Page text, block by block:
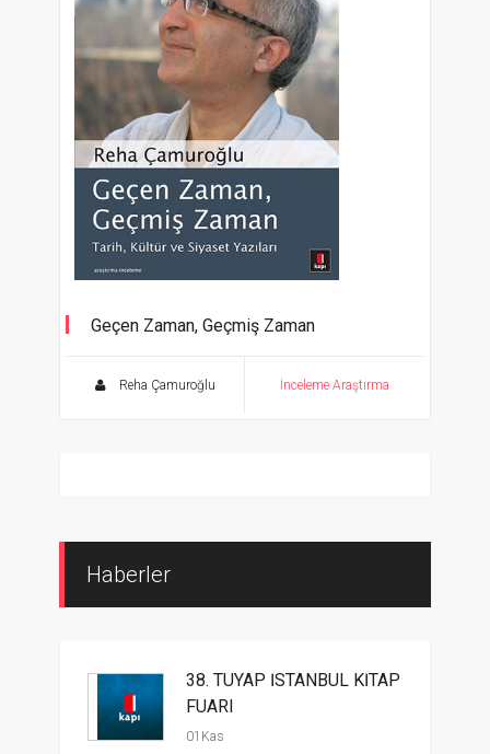
Geçen Zaman, Geçmiş Zaman
Reha Çamuroğlu İnceleme Araştırma
Haberler
38. TÜYAP İSTANBUL KİTAP
FUARI
01Kas